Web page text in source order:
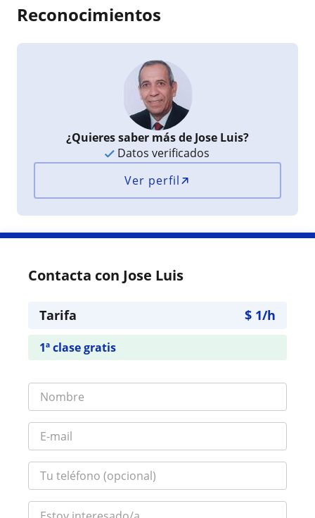
Reconocimientos
¿Quieres saber más de Jose Luis?
Datos verificados
Ver perfil
Contacta con Jose Luis
Tarifa $ 1/h
1ª clase gratis